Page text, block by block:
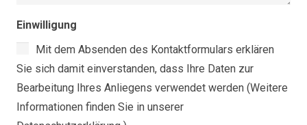
Einwilligung
Mit dem Absenden des Kontaktformulars erklären
Sie sich damit einverstanden, dass Ihre Daten zur
Bearbeitung Ihres Anliegens verwendet werden (Weitere
Informationen finden Sie in unserer